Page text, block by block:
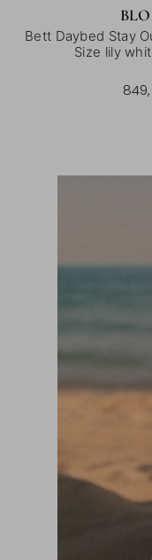
Bett Daybed Stay
Size lily